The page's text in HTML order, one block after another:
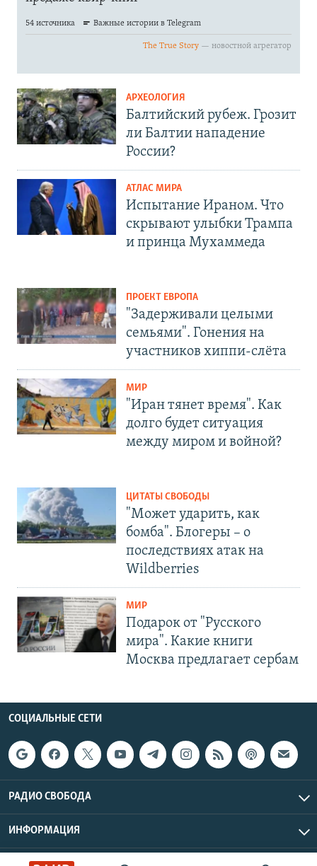
АРХЕОЛОГИЯ
Балтийский рубеж. Грозит
ли Балтии нападение
России?
АТЛАС МИРА
Испытание Ираном. Что
скрывают улыбки Трампа
и принца Мухаммеда
ПРОЕКТ ЕВРОПА
"Задерживали целыми
семьями". Гонения на
участников хиппи-слёта
МИР
"Иран тянет время". Как
долго будет ситуация
между миром и войной?
ЦИТАТЫ СВОБОДЫ
"Может ударить, как
бомба". Блогеры – о
последствиях атак на
Wildberries
МИР
Подарок от "Русского
мира". Какие книги
Москва предлагает сербам
СОЦИАЛЬНЫЕ СЕТИ
РАДИО СВОБОДА
ИНФОРМАЦИЯ